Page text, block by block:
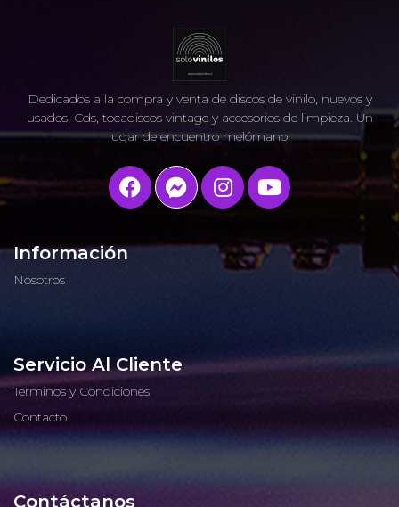
Dedicados a la compra y venta de discos de vinilo, nuevos y
usados, Cds, tocadiscos vintage y accesorios de limpieza. Un
lugar de encuentro melómano.
Información
Nosotros
Servicio Al Cliente
Terminos y Condiciones
Contacto
Contáctanos